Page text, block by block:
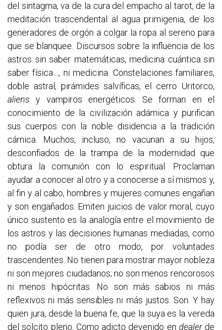
del sintagma, va de la cura del empacho al tarot, de la
meditación trascendental al agua primigenia, de los
generadores de orgón a colgar la ropa al sereno para
que se blanquee. Discursos sobre la influencia de los
astros sin saber matemáticas, medicina cuántica sin
saber física…, ni medicina. Constelaciones familiares,
doble astral, pirámides salvíficas, el cerro Uritorco,
aliens y vampiros energéticos. Se forman en el
conocimiento de la civilización adámica y purifican
sus cuerpos con la noble disidencia a la tradición
cárnica. Muchos, incluso, no vacunan a su hijos,
desconfiados de la trampa de la modernidad que
obtura la comunión con lo espiritual. Proclaman
ayudar a conocer al otro y a conocerse a sí mismos y,
al fin y al cabo, hombres y mujeres comunes engañan
y son engañados. Emiten juicios de valor moral, cuyo
único sustento es la analogía entre el movimiento de
los astros y las decisiones humanas mediadas, como
no podía ser de otro modo, por voluntades
trascendentes. No tienen para mostrar mayor nobleza
ni son mejores ciudadanos; no son menos rencorosos
ni menos hipócritas. No son más sabios ni más
reflexivos ni más sensibles ni más justos. Son. Y hay
quien jura, desde la buena fe, que la suya es la vereda
del solcito pleno. Como adicto devenido en dealerde